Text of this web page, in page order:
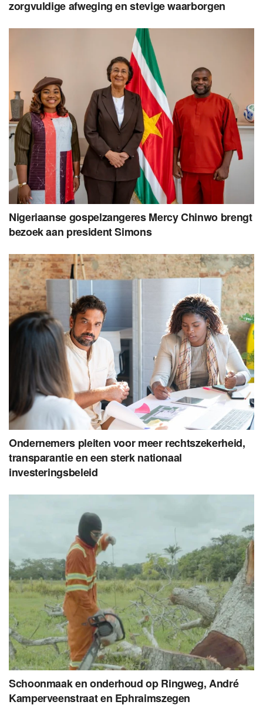
zorgvuldige afweging en stevige waarborgen
Nigeriaanse gospelzangeres Mercy Chinwo brengt
bezoek aan president Simons
Ondernemers pleiten voor meer rechtszekerheid,
transparantie en een sterk nationaal
investeringsbeleid
Schoonmaak en onderhoud op Ringweg, André
Kamperveenstraat en Ephraimszegen